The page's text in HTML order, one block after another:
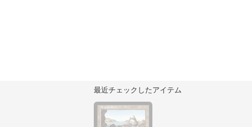
最近チェックしたアイテム